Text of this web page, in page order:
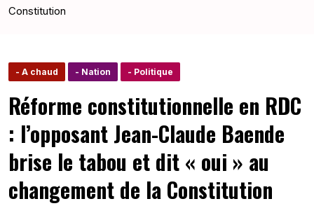
Constitution
- A chaud - Nation - Politique
Réforme constitutionnelle en RDC
: l’opposant Jean-Claude Baende
brise le tabou et dit « oui » au
changement de la Constitution